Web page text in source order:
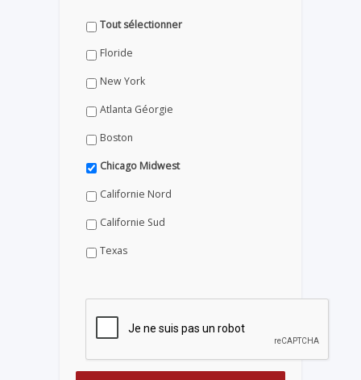
Tout sélectionner
Floride
New York
Atlanta Géorgie
Boston
Chicago Midwest
Californie Nord
Californie Sud
Texas